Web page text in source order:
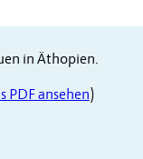
in Äthopien.
PDF ansehen)